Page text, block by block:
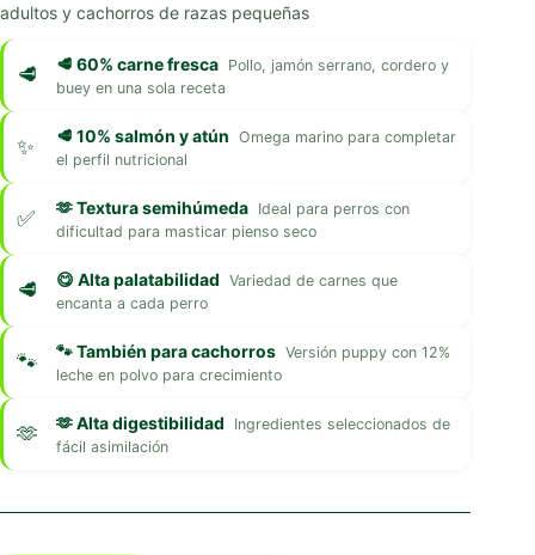
adultos y cachorros de razas pequeñas
🥩 60% carne fresca Pollo, jamón serrano, cordero y
buey en una sola receta
🥩 10% salmón y atún Omega marino para completar
el perfil nutricional
🫶 Textura semihúmeda Ideal para perros con
dificultad para masticar pienso seco
😋 Alta palatabilidad Variedad de carnes que
encanta a cada perro
🐾 También para cachorros Versión puppy con 12%
leche en polvo para crecimiento
🫶 Alta digestibilidad
Ingredientes seleccionados de
fácil asimilación